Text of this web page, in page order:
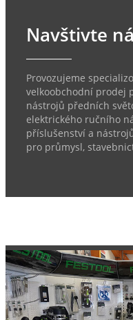
Navštivte
Provozujeme
velkoobchodní prodej
nástrojů předních
elektrického ručního
příslušenství a
pro průmysl,